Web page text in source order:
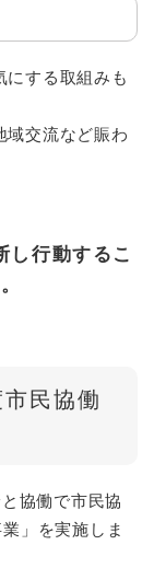
にする取組みも
域交流など賑わ
し行動するこ
民協働
協働で市民協
」を実施しま